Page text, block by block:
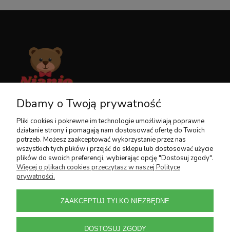
Moje konto
Informacje
Dbamy o Twoją prywatność
Pliki cookies i pokrewne im technologie umożliwiają poprawne
działanie strony i pomagają nam dostosować ofertę do Twoich
potrzeb. Możesz zaakceptować wykorzystanie przez nas
wszystkich tych plików i przejść do sklepu lub dostosować użycie
plików do swoich preferencji, wybierając opcję "Dostosuj zgody".
Więcej o plikach cookies przeczytasz w naszej Polityce
prywatności.
ZAAKCEPTUJ TYLKO NIEZBĘDNE
DOSTOSUJ ZGODY